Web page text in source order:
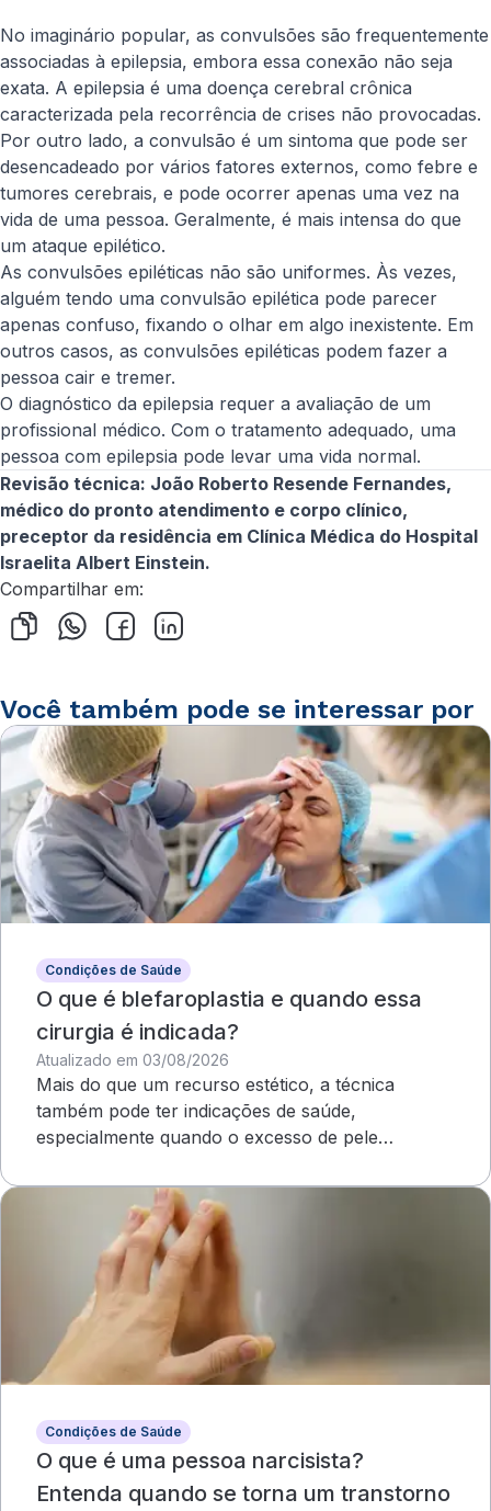
No imaginário popular, as convulsões são frequentemente
associadas à epilepsia, embora essa conexão não seja
exata. A epilepsia é uma doença cerebral crônica
caracterizada pela recorrência de crises não provocadas.
Por outro lado, a convulsão é um sintoma que pode ser
desencadeado por vários fatores externos, como febre e
tumores cerebrais, e pode ocorrer apenas uma vez na
vida de uma pessoa. Geralmente, é mais intensa do que
um ataque epilético.
As convulsões epiléticas não são uniformes. Às vezes,
alguém tendo uma convulsão epilética pode parecer
apenas confuso, fixando o olhar em algo inexistente. Em
outros casos, as convulsões epiléticas podem fazer a
pessoa cair e tremer.
O diagnóstico da epilepsia requer a avaliação de um
profissional médico. Com o tratamento adequado, uma
pessoa com epilepsia pode levar uma vida normal.
Revisão técnica: João Roberto Resende Fernandes,
médico do pronto atendimento e corpo clínico,
preceptor da residência em Clínica Médica do Hospital
Israelita Albert Einstein.
Compartilhar em:
Você também pode se interessar por
Condições de Saúde
O que é blefaroplastia e quando essa
cirurgia é indicada?
Atualizado em 03/08/2026
Mais do que um recurso estético, a técnica
também pode ter indicações de saúde,
especialmente quando o excesso de pele
Condições de Saúde
O que é uma pessoa narcisista?
Entenda quando se torna um transtorno